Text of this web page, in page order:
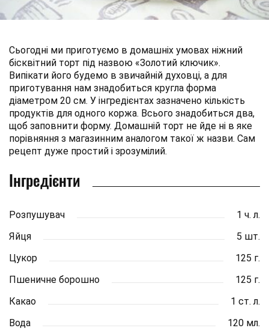
Сьогодні ми приготуємо в домашніх умовах ніжний
бісквітний торт під назвою «Золотий ключик».
Випікати його будемо в звичайній духовці, а для
приготування нам знадобиться кругла форма
діаметром 20 см. У інгредієнтах зазначено кількість
продуктів для одного коржа. Всього знадобиться два,
щоб заповнити форму. Домашній торт не йде ні в яке
порівняння з магазинним аналогом такої ж назви. Сам
рецепт дуже простий і зрозумілий.
Інгредієнти
Розпушувач
1 ч. л.
Яйця
5 шт.
Цукор
125 г.
Пшеничне борошно
125 г.
Какао
1 ст. л.
Вода
120 мл.